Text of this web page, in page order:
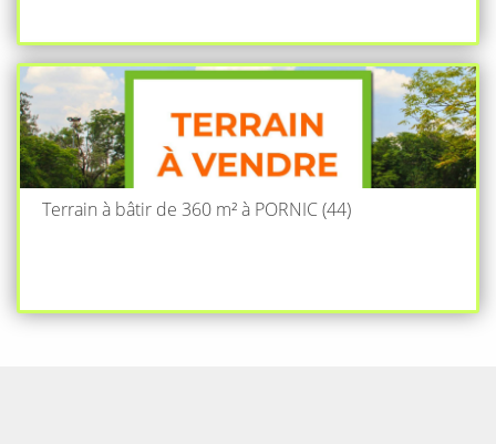
Terrain à bâtir de 360 m² à PORNIC (44)